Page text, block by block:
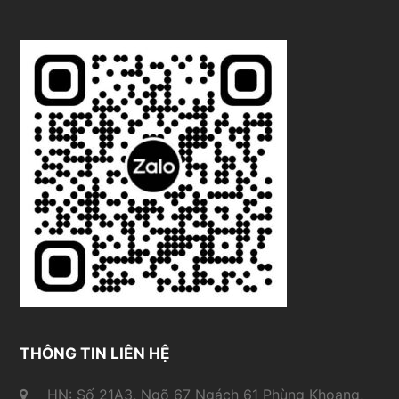
THÔNG TIN LIÊN HỆ
HN: Số 21A3, Ngõ 67 Ngách 61 Phùng Khoang,